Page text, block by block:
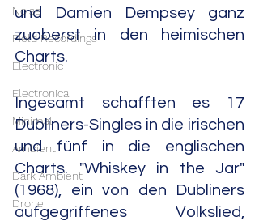
Noise
Field Recordings
Electronic
Electronica
Minimal
Ambient
Dark Ambient
Drone
und Damien Dempsey ganz
zuoberst in den heimischen
Charts.
Ingesamt schafften es 17
Dubliners-Singles in die irischen
und fünf in die englischen
Charts. "Whiskey in the Jar"
(1968), ein von den Dubliners
aufgegriffenes Volkslied,